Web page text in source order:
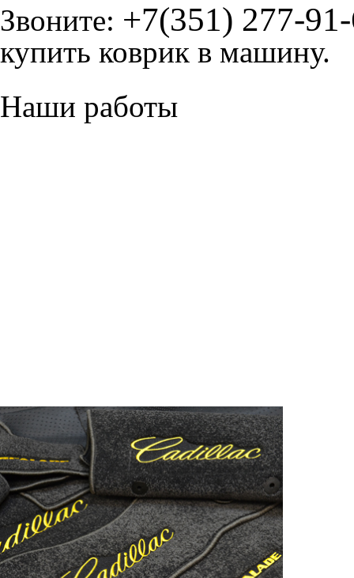
Звоните: +7(351) 277-
купить коврик в машину.
Наши работы
© ателье «Автоковрики
корпус 1.
На нашем сайте в целях
работоспособности
персональных данных,
браузером. Это,